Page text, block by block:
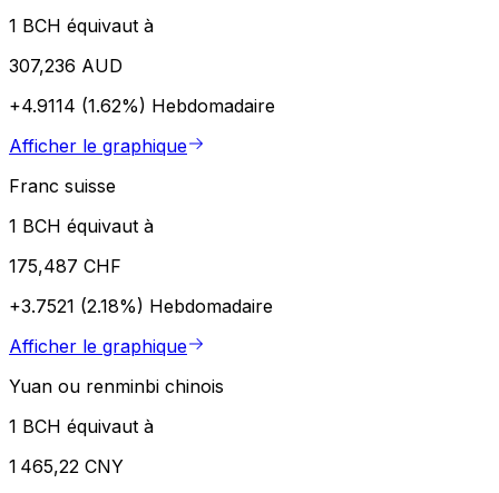
1 BCH équivaut à
307,236 AUD
+4.9114 (1.62%) Hebdomadaire
Afficher le graphique
Franc suisse
1 BCH équivaut à
175,487 CHF
+3.7521 (2.18%) Hebdomadaire
Afficher le graphique
Yuan ou renminbi chinois
1 BCH équivaut à
1 465,22 CNY